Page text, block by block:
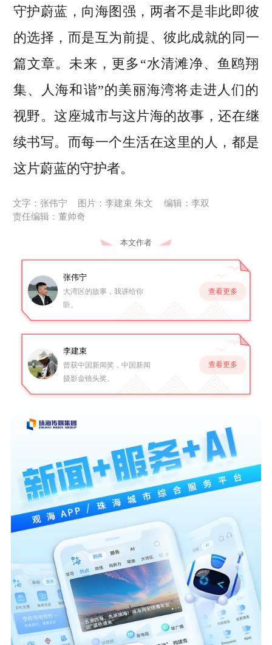
守护蔚蓝，向海图强，两者不是非此即彼
的选择，而是互为前提、彼此成就的同一
篇文章。未来，更多“水清滩净、鱼鸥翔
集、人海和谐”的美丽海湾将走进人们的
视野。这座城市与这片海的故事，还在继
续书写。而每一个生活在这里的人，都是
这片蔚蓝的守护者。
文字：张伟宁 图片：李建束 朱文
编辑：李双
责任编辑：董帅奇
本文作者
张伟宁
大湾区的故事，我讲给你
听。
查看更多
李建束
曾获中国新闻奖，中国新闻
摄影金镜头奖。
查看更多